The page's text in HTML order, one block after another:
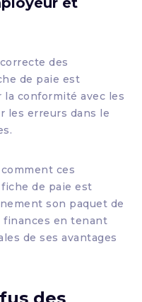
des
de paie est
conformité avec les
les erreurs dans le
ces
de paie est
son paquet de
en tenant
de ses avantages